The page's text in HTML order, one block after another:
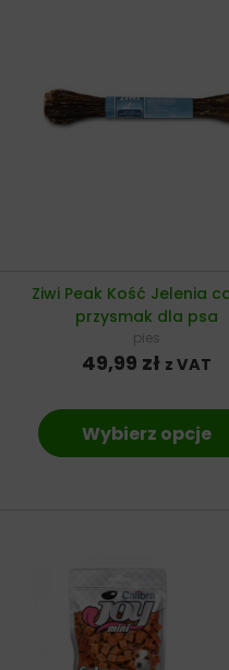
Ziwi Peak Kość Jelenia
przysmak dla psa
pies
49,99 zł z VAT
Wybierz opcje